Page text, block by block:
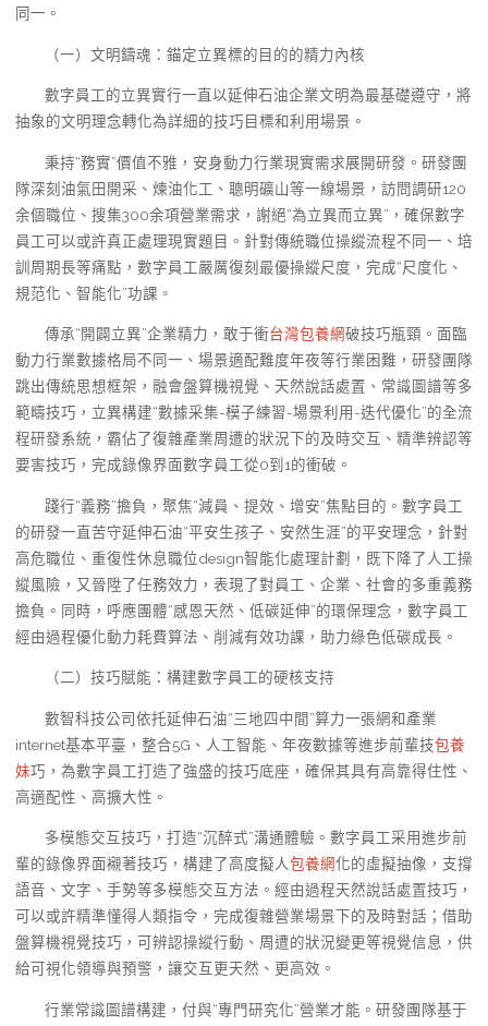
同一。
（一）文明鑄魂：錨定立異標的目的的精力內核
數字員工的立異實行一直以延伸石油企業文明為最基礎遵守，將
抽象的文明理念轉化為詳細的技巧目標和利用場景。
秉持“務實”價值不雅，安身動力行業現實需求展開研發。研發團
隊深刻油氣田開采、煉油化工、聰明礦山等一線場景，訪問調研120
余個職位、搜集300余項營業需求，謝絕“為立異而立異”，確保數字
員工可以或許真正處理現實題目。針對傳統職位操縱流程不同一、培
訓周期長等痛點，數字員工嚴厲復刻最優操縱尺度，完成“尺度化、
規范化、智能化”功課。
傳承“開闢立異”企業精力，敢于衝台灣包養網破技巧瓶頸。面臨
動力行業數據格局不同一、場景適配難度年夜等行業困難，研發團隊
跳出傳統思想框架，融會盤算機視覺、天然說話處置、常識圖譜等多
範疇技巧，立異構建“數據采集-模子練習-場景利用-迭代優化”的全流
程研發系統，霸佔了復雜產業周遭的狀況下的及時交互、精準辨認等
要害技巧，完成錄像界面數字員工從0到1的衝破。
踐行“義務”擔負，聚焦“減員、提效、增安”焦點目的。數字員工
的研發一直苦守延伸石油“平安生孩子、安然生涯”的平安理念，針對
高危職位、重復性休息職位design智能化處理計劃，既下降了人工操
縱風險，又晉陞了任務效力，表現了對員工、企業、社會的多重義務
擔負。同時，呼應團體“感恩天然、低碳延伸”的環保理念，數字員工
經由過程優化動力耗費算法、削減有效功課，助力綠色低碳成長。
（二）技巧賦能：構建數字員工的硬核支持
數智科技公司依托延伸石油“三地四中間”算力一張網和產業
internet基本平臺，整合5G、人工智能、年夜數據等進步前輩技包養
妹巧，為數字員工打造了強盛的技巧底座，確保其具有高靠得住性、
高適配性、高擴大性。
多模態交互技巧，打造“沉醉式”溝通體驗。數字員工采用進步前
輩的錄像界面襯著技巧，構建了高度擬人包養網化的虛擬抽像，支撐
語音、文字、手勢等多模態交互方法。經由過程天然說話處置技巧，
可以或許精準懂得人類指令，完成復雜營業場景下的及時對話；借助
盤算機視覺技巧，可辨認操縱行動、周遭的狀況變更等視覺信息，供
給可視化領導與預警，讓交互更天然、更高效。
行業常識圖譜構建，付與“專門研究化”營業才能。研發團隊基于